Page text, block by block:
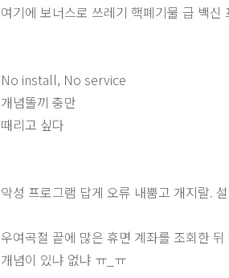
여기에 보너스로 쓰레기 핵폐기물 급 백
No install, No service
개념똘끼 충만
때리고 싶다
악성 프로그램 답게 오류 내뿜고 개지랄.
우여곡절 끝에 많은 휴면 계좌를 조회한
개념이 있냐 없냐 ㅠ_ㅠ